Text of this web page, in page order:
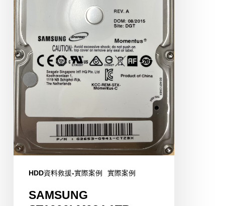
HDD資料救援-實際案例 實際案例
SAMSUNG